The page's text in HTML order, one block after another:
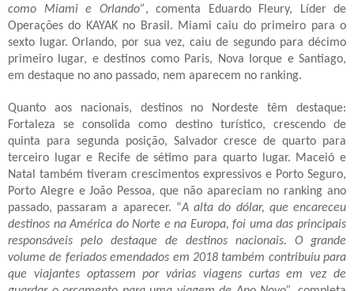
como Miami e Orlando”, comenta Eduardo Fleury, Líder de
Operações do KAYAK no Brasil. Miami caiu do primeiro para o
sexto lugar. Orlando, por sua vez, caiu de segundo para décimo
primeiro lugar, e destinos como Paris, Nova Iorque e Santiago,
em destaque no ano passado, nem aparecem no ranking.
Quanto aos nacionais, destinos no Nordeste têm destaque:
Fortaleza se consolida como destino turístico, crescendo de
quinta para segunda posição, Salvador cresce de quarto para
terceiro lugar e Recife de sétimo para quarto lugar. Maceió e
Natal também tiveram crescimentos expressivos e Porto Seguro,
Porto Alegre e João Pessoa, que não apareciam no ranking ano
passado, passaram a aparecer. “A alta do dólar, que encareceu
destinos na América do Norte e na Europa, foi uma das principais
responsáveis pelo destaque de destinos nacionais. O grande
volume de feriados emendados em 2018 também contribuiu para
que viajantes optassem por várias viagens curtas em vez de